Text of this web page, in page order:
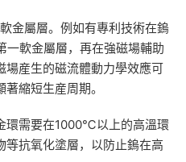
金屬層。例如有專利技術在鎢
一軟金屬層，再在強磁場輔助
場産生的磁流體動力學效應可
縮短生産周期。
環需要在1000℃以上的高溫環
抗氧化塗層，以防止鎢在高